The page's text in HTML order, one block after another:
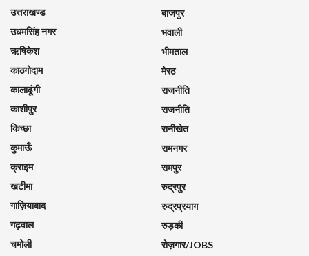
उत्तराखण्ड
उधमसिंह नगर
ऋषिकेश
काठगोदाम
कालाढूंगी
काशीपुर
किच्छा
कुमाऊँ
क्राइम
खटीमा
गाज़ियाबाद
गढ़वाल
चमोली
बाजपुर
भवाली
भीमताल
मेरठ
राजनीति
राजनीति
रानीखेत
रामनगर
रामपुर
रुद्रपुर
रुद्रप्रयाग
रुड़की
रोज़गार/JOBS